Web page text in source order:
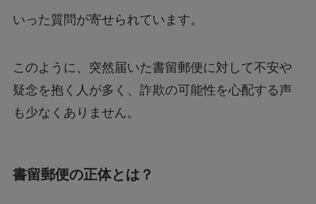
いった質問が寄せられています。
このように、突然届いた書留郵便に対して不安や
疑念を抱く人が多く、詐欺の可能性を心配する声
も少なくありません。
書留郵便の正体とは？